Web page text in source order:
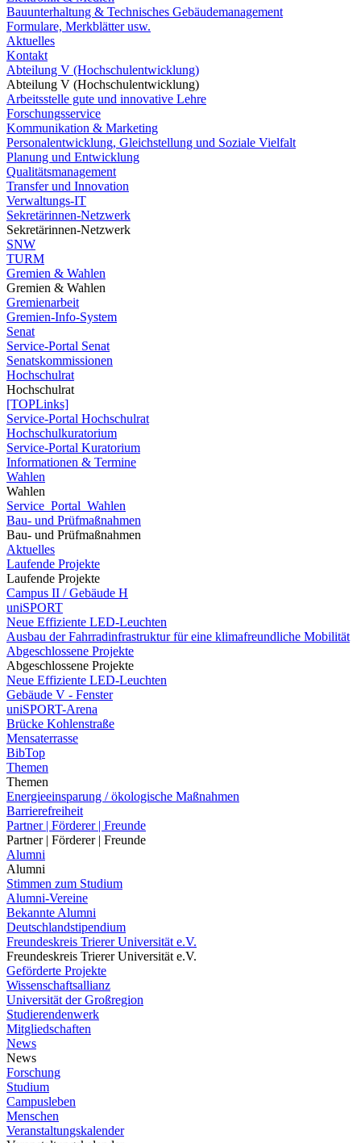
Bauunterhaltung & Technisches Gebäudemanagement
Formulare, Merkblätter usw.
Aktuelles
Kontakt
Abteilung V (Hochschulentwicklung)
Abteilung V (Hochschulentwicklung)
Arbeitsstelle gute und innovative Lehre
Forschungsservice
Kommunikation & Marketing
Personalentwicklung, Gleichstellung und Soziale Vielfalt
Planung und Entwicklung
Qualitätsmanagement
Transfer und Innovation
Verwaltungs-IT
Sekretärinnen-Netzwerk
Sekretärinnen-Netzwerk
SNW
TURM
Gremien & Wahlen
Gremien & Wahlen
Gremienarbeit
Gremien-Info-System
Senat
Service-Portal Senat
Senatskommissionen
Hochschulrat
Hochschulrat
[TOPLinks]
Service-Portal Hochschulrat
Hochschulkuratorium
Service-Portal Kuratorium
Informationen & Termine
Wahlen
Wahlen
Service_Portal_Wahlen
Bau- und Prüfmaßnahmen
Bau- und Prüfmaßnahmen
Aktuelles
Laufende Projekte
Laufende Projekte
Campus II / Gebäude H
uniSPORT
Neue Effiziente LED-Leuchten
Ausbau der Fahrradinfrastruktur für eine klimafreundliche Mobilität
Abgeschlossene Projekte
Abgeschlossene Projekte
Neue Effiziente LED-Leuchten
Gebäude V - Fenster
uniSPORT-Arena
Brücke Kohlenstraße
Mensaterrasse
BibTop
Themen
Themen
Energieeinsparung / ökologische Maßnahmen
Barrierefreiheit
Partner | Förderer | Freunde
Partner | Förderer | Freunde
Alumni
Alumni
Stimmen zum Studium
Alumni-Vereine
Bekannte Alumni
Deutschlandstipendium
Freundeskreis Trierer Universität e.V.
Freundeskreis Trierer Universität e.V.
Geförderte Projekte
Wissenschaftsallianz
Universität der Großregion
Studierendenwerk
Mitgliedschaften
News
News
Forschung
Studium
Campusleben
Menschen
Veranstaltungskalender